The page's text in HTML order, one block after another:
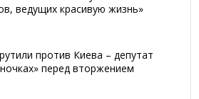
ведущих красивую жизнь»
против Киева – депутат
перед вторжением